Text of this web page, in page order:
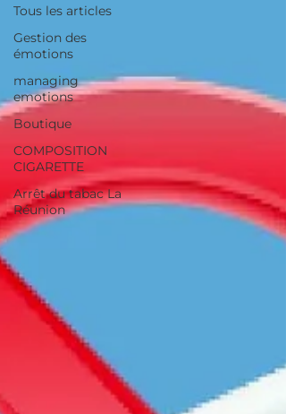
Tous les articles
Gestion des
émotions
managing
emotions
Boutique
COMPOSITION
CIGARETTE
Arrêt du tabac La
Réunion